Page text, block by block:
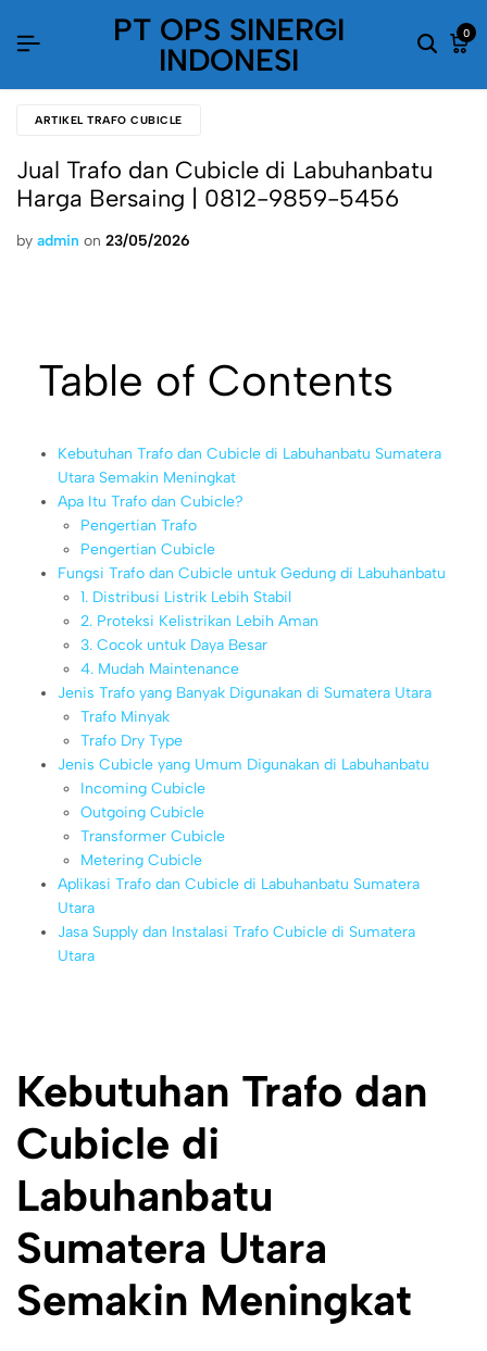
PT OPS SINERGI
INDONESI
0
ARTIKEL TRAFO CUBICLE
Jual Trafo dan Cubicle di Labuhanbatu
Harga Bersaing | 0812-9859-5456
by admin on 23/05/2026
Table of Contents
Kebutuhan Trafo dan Cubicle di Labuhanbatu Sumatera
Utara Semakin Meningkat
Apa Itu Trafo dan Cubicle?
Pengertian Trafo
Pengertian Cubicle
Fungsi Trafo dan Cubicle untuk Gedung di Labuhanbatu
1. Distribusi Listrik Lebih Stabil
2. Proteksi Kelistrikan Lebih Aman
3. Cocok untuk Daya Besar
4. Mudah Maintenance
Jenis Trafo yang Banyak Digunakan di Sumatera Utara
Trafo Minyak
Trafo Dry Type
Jenis Cubicle yang Umum Digunakan di Labuhanbatu
Incoming Cubicle
Outgoing Cubicle
Transformer Cubicle
Metering Cubicle
Aplikasi Trafo dan Cubicle di Labuhanbatu Sumatera
Utara
Jasa Supply dan Instalasi Trafo Cubicle di Sumatera
Utara
Kebutuhan Trafo dan
Cubicle di
Labuhanbatu
Sumatera Utara
Semakin Meningkat